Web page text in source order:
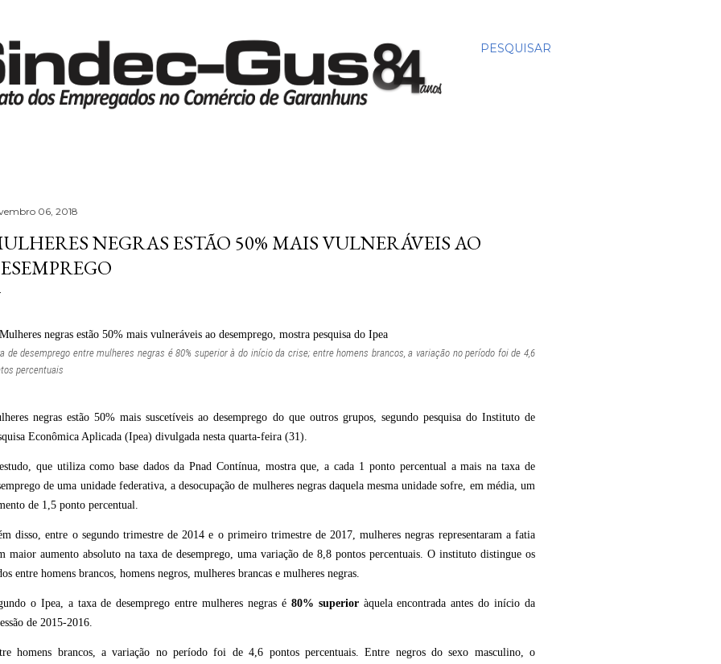
PESQUISAR
06, 2018
NEGRAS ESTÃO 50% MAIS VULNERÁVEIS AO
de desemprego entre mulheres negras é 80% superior à do início da crise; entre homens brancos, a variação no período foi de 4,6
percentuais
negras estão 50% mais suscetíveis ao desemprego do que outros grupos, segundo pesquisa do Instituto de
Econômica Aplicada (Ipea) divulgada nesta quarta-feira (31).
que utiliza como base dados da Pnad Contínua, mostra que, a cada 1 ponto percentual a mais na taxa de
de uma unidade federativa, a desocupação de mulheres negras daquela mesma unidade sofre, em média, um
de 1,5 ponto percentual.
disso, entre o segundo trimestre de 2014 e o primeiro trimestre de 2017, mulheres negras representaram a fatia
maior aumento absoluto na taxa de desemprego, uma variação de 8,8 pontos percentuais. O instituto distingue os
entre homens brancos, homens negros, mulheres brancas e mulheres negras.
o Ipea, a taxa de desemprego entre mulheres negras é 80% superioràquela encontrada antes do início da
de 2015-2016.
homens brancos, a variação no período foi de 4,6 pontos percentuais. Entre negros do sexo masculino, o